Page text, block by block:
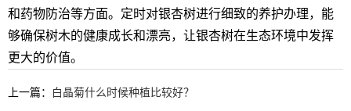
和药物防治等方面。定时对银杏树进行细致的养护办理，能
够确保树木的健康成长和漂亮，让银杏树在生态环境中发挥
更大的价值。
上一篇： 白晶菊什么时候种植比较好？